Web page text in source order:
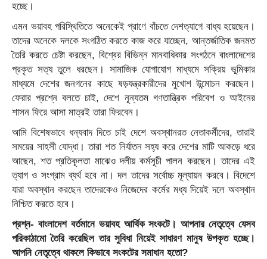
হচ্ছে।
এমন ভয়াবহ পরিস্থিতিতে অনেকেই প্রাণে বাঁচতে দেশত্যাগে বাধ্য হয়েছেন।
তাদের অনেকে দলকে সংগঠিত করতে কাজ করে যাচ্ছেন, আন্তর্জাতিক জনমত
তৈরি করতে চেষ্টা করছেন, বিশ্বের বিভিন্ন মানবাধিকার সংগঠনে বাংলাদেশের
প্রকৃত সত্য তুলে ধরছেন। সামাজিক যোগাযোগ মাধ্যমে সক্রিয় ভূমিকার
মাধ্যমে দেশের জনগনের কাছে ষড়যন্ত্রকারীদের মুখোশ উন্মোচন করছেন।
ফেরার প্রশ্নে বলতে চাই, দেশে নূন্যতম গণতান্ত্রিক পরিবেশ ও আইনের
শাসন ফিরে আসা মাত্রই তারা ফিরবেন।
আমি বিশেষভাবে ধন্যবাদ দিতে চাই দেশে অবস্থানরত নেতাকর্মীদের, তারাই
সময়ের সাহসী যোদ্ধা। তারা শত নির্যাতন সহ্য করে দেশের মাটি আকড়ে ধরে
আছেন, শত প্রতিকূলতা মাঝেও দলীয় কর্মসূচী পালন করছেন। তাদের এই
ত্যাগ ও সংগ্রাম ব্যর্থ হবে না। দল তাদের সর্বোচ্চ মূল্যায়ন করবে। বিদেশে
যারা অবস্থান করছেন তাদেরকেও নিজেদের কর্মের মধ্য দিয়েই দলে অবস্থান
নিশ্চিত করতে হবে।
প্রশ্ন- বাংলাদেশ বর্তমানে ভয়াবহ আর্থিক সংকটে। আপনার নেতৃত্বে যেসব
পরিকাঠামো তৈরি করেছিল তার সুবিধা নিয়েই সাধারণ মানুষ উপকৃত হচ্ছে।
আপনি নেতৃত্বে থাকলে কিভাবে সংকটের সমাধান হতো?